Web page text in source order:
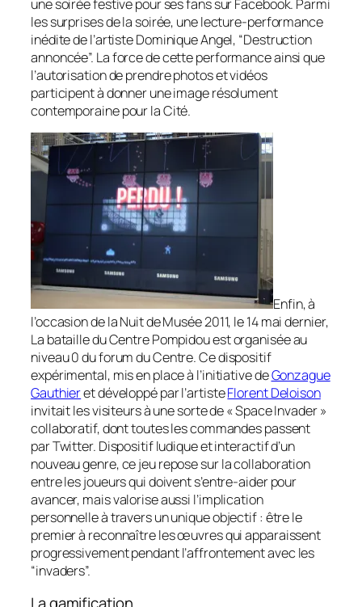
une soirée festive pour ses fans sur Facebook. Parmi
les surprises de la soirée, une lecture-performance
inédite de l’artiste Dominique Angel, “Destruction
annoncée”. La force de cette performance ainsi que
l’autorisation de prendre photos et vidéos
participent à donner une image résolument
contemporaine pour la Cité.
Enfin, à
l’occasion de la Nuit de Musée 2011, le 14 mai dernier,
La bataille du Centre Pompidouest organisée au
niveau 0 du forum du Centre. Ce dispositif
expérimental, mis en place à l’initiative deGonzague
Gauthieret développé par l’artisteFlorent Deloison
invitait les visiteurs à une sorte de « Space Invader »
collaboratif, dont toutes les commandes passent
par Twitter. Dispositif ludique et interactif d’un
nouveau genre, ce jeu repose sur la collaboration
entre les joueurs qui doivent s’entre-aider pour
avancer, mais valorise aussi l’implication
personnelle à travers un unique objectif : être le
premier à reconnaître les œuvres qui apparaissent
progressivement pendant l’affrontement avec les
“invaders”.
La gamification